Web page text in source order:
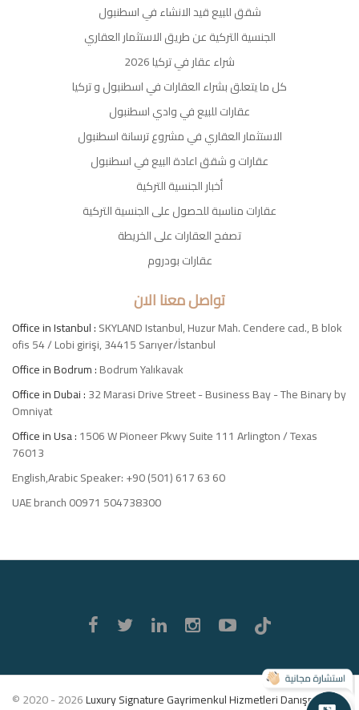
شقق للبيع قيد الانشاء في اسطنبول
الجنسية التركية عن طريق الاستثمار العقاري
شراء عقار في تركيا 2026
كل ما يتعلق بشراء العقارات في اسطنبول و تركيا
عقارات للبيع في وادي اسطنبول
الاستثمار العقاري في مشروع ترسانة اسطنبول
عقارات و شقق اعادة البيع في اسطنبول
أخبار الجنسية التركية
عقارات مناسبة للحصول على الجنسية التركية
تصفح العقارات على الخريطة
عقارات بودروم
تواصل معنا الان
Office in Istanbul :SKYLAND Istanbul, Huzur Mah. Cendere cad., B blok
ofis 54 / Lobi girişi, 34415 Sarıyer/İstanbul
Office in Bodrum :Bodrum Yalıkavak
Office in Dubai :32 Marasi Drive Street - Business Bay - The Binary by
Omniyat
Office in Usa :1506 W Pioneer Pkwy Suite 111 Arlington / Texas
76013
English,Arabic Speaker: +90 (501) 617 63 60
UAE branch 00971 504738300
Luxury
Signature
© 2020 - 2026Luxury Signature Gayrimenkul Hizmetleri Danışmanlık